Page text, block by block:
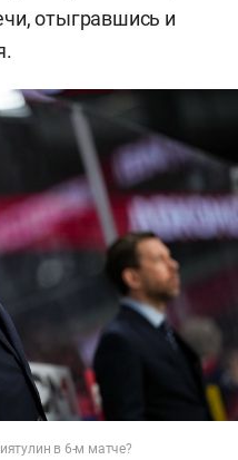
отыгравшись и
в 6-м матче?